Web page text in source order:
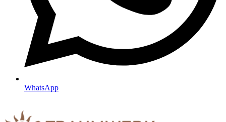
WhatsApp